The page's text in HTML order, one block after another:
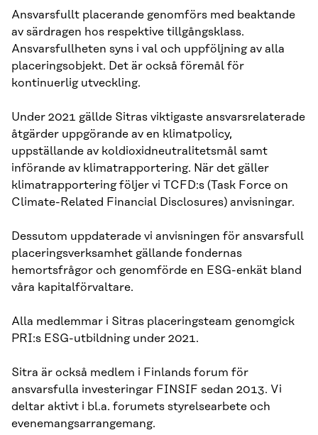
Ansvarsfullt placerande genomförs med beaktande
av särdragen hos respektive tillgångsklass.
Ansvarsfullheten syns i val och uppföljning av alla
placeringsobjekt. Det är också föremål för
kontinuerlig utveckling.
Under 2021 gällde Sitras viktigaste ansvarsrelaterade
åtgärder uppgörande av en klimatpolicy,
uppställande av koldioxidneutralitetsmål samt
införande av klimatrapportering. När det gäller
klimatrapportering följer vi TCFD:s (Task Force on
Climate-Related Financial Disclosures) anvisningar.
Dessutom uppdaterade vi anvisningen för ansvarsfull
placeringsverksamhet gällande fondernas
hemortsfrågor och genomförde en ESG-enkät bland
våra kapitalförvaltare.
Alla medlemmar i Sitras placeringsteam genomgick
PRI:s ESG-utbildning under 2021.
Sitra är också medlem i Finlands forum för
ansvarsfulla investeringar FINSIF sedan 2013. Vi
deltar aktivt i bl.a. forumets styrelsearbete och
evenemangsarrangemang.